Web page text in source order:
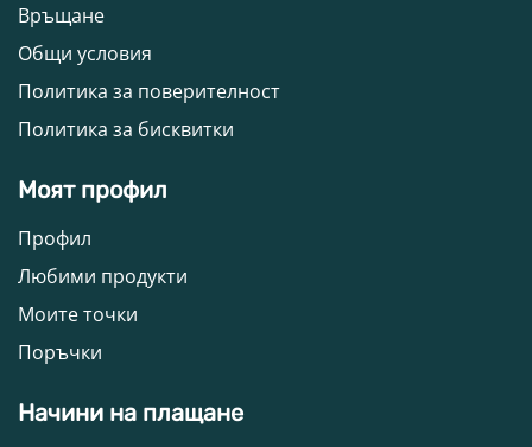
Връщане
Общи условия
Политика за поверителност
Политика за бисквитки
Моят профил
Профил
Любими продукти
Моите точки
Поръчки
Начини на плащане